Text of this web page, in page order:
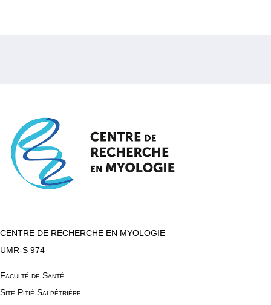
CENTRE DE RECHERCHE EN MYOLOGIE
UMR-S 974
Faculté de Santé
Site Pitié Salpêtrière